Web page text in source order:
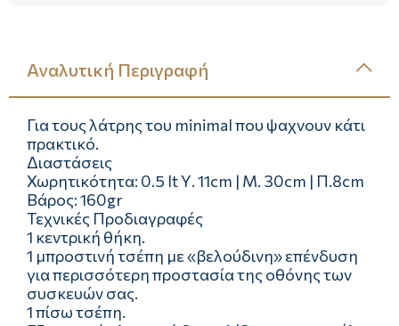
Αναλυτική Περιγραφή
Για τους λάτρης του minimal που ψαχνουν κάτι
πρακτικό.
Διαστάσεις
Χωρητικότητα: 0.5 lt Υ. 11cm | Μ. 30cm | Π.8cm
Βάρος: 160gr
Τεχνικές Προδιαγραφές
1 κεντρική θήκη.
1 μπροστινή τσέπη με «βελούδινη» επένδυση
για περισσότερη προστασία της οθόνης των
συσκευών σας.
1 πίσω τσέπη.